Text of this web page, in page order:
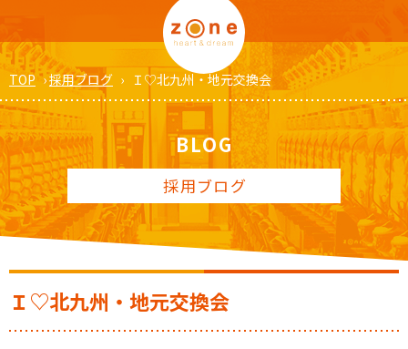
TOP ›採用ブログ › Ｉ♡北九州・地元交換会
BLOG
採用ブログ
Ｉ♡北九州・地元交換会